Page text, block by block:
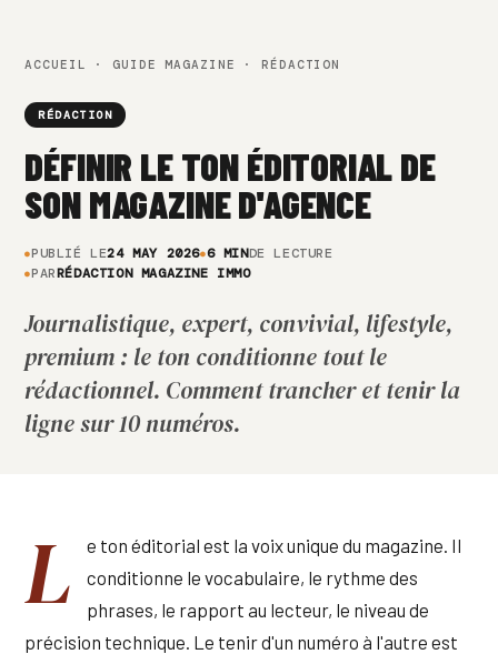
ACCUEIL · GUIDE MAGAZINE · RÉDACTION
RÉDACTION
DÉFINIR LE TON ÉDITORIAL DE
SON MAGAZINE D'AGENCE
PUBLIÉ LE24 MAY 2026 6 MINDE LECTURE
PARRÉDACTION MAGAZINE IMMO
Journalistique, expert, convivial, lifestyle,
premium : le ton conditionne tout le
rédactionnel. Comment trancher et tenir la
ligne sur 10 numéros.
L
e ton éditorial est la voix unique du magazine. Il
conditionne le vocabulaire, le rythme des
phrases, le rapport au lecteur, le niveau de
précision technique. Le tenir d'un numéro à l'autre est